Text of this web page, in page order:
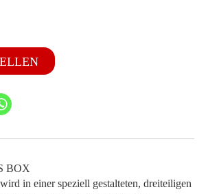
BOX
in einer speziell gestalteten, dreiteiligen